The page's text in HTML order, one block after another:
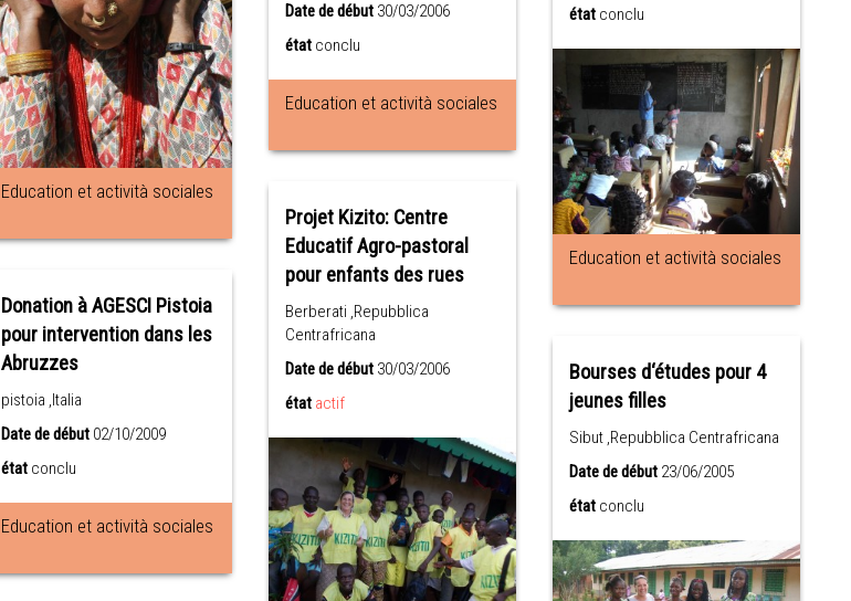
Education et actività sociales
Donation à AGESCI Pistoia
pour intervention dans les
Abruzzes
pistoia ,Italia
Date de début02/10/2009
état conclu
Education et actività sociales
Date de début30/03/2006
état conclu
Education et actività sociales
Projet Kizito: Centre
Educatif Agro-pastoral
pour enfants des rues
Berberati ,Repubblica
Centrafricana
Date de début30/03/2006
état actif
état conclu
Education et actività sociales
Bourses d‘études pour 4
jeunes filles
Sibut ,Repubblica Centrafricana
Date de début 23/06/2005
état conclu